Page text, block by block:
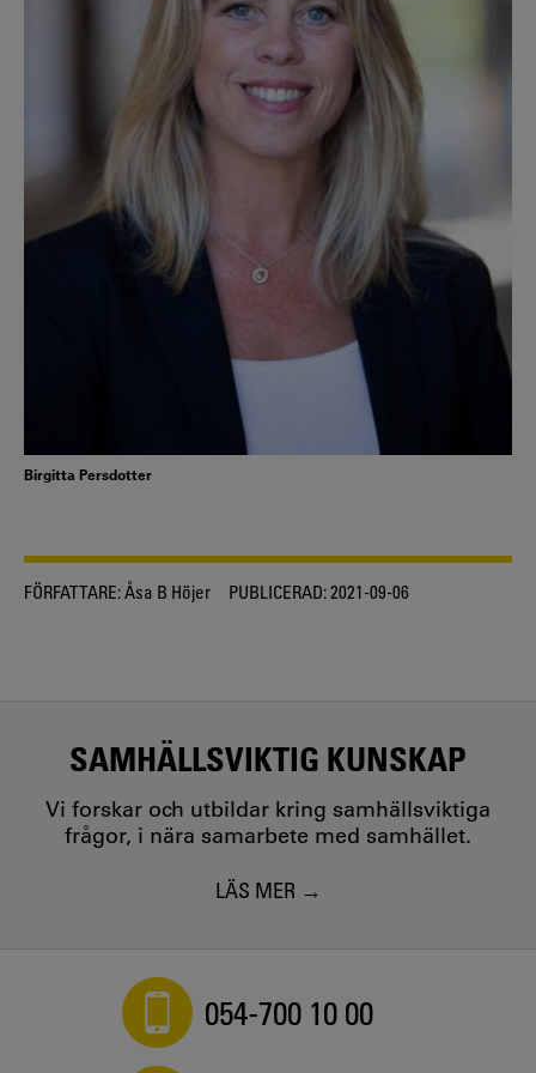
Birgitta Persdotter
FÖRFATTARE:Åsa B Höjer PUBLICERAD:2021-09-06
SAMHÄLLSVIKTIG KUNSKAP
Vi forskar och utbildar kring samhällsviktiga
frågor, i nära samarbete med samhället.
LÄS MER
054-700 10 00